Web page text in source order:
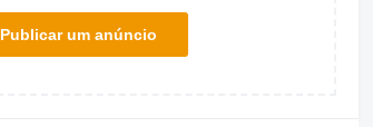
Publicar um anúncio